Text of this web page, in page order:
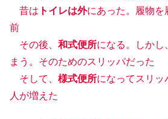
昔は トイレは外にあった。履物を
前
その後、 和式便所になる。しかし
まう。そのためのスリッパだった
そして、 様式便所になってスリッ
人が増えた